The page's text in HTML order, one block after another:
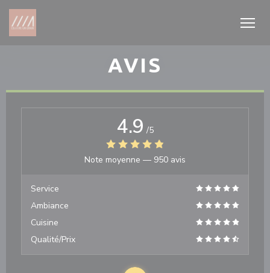
Personnalisation de vos choix en matière de cookies
AVIS
4.9 /5
Note moyenne — 950 avis
Service
Ambiance
Cuisine
Qualité/Prix